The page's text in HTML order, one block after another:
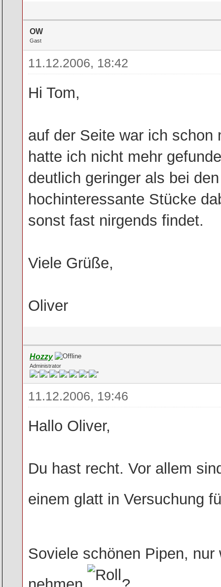
OW
Gast
11.12.2006, 18:42
Hi Tom,
auf der Seite war ich
hatte ich nicht mehr
deutlich geringer als bei
hochinteressante Stücke
sonst fast nirgends findet.
Viele Grüße,
Oliver
Hozzy
Administrator
11.12.2006, 19:46
Hallo Oliver,
Du hast recht. Vor allem
einem glatt in Versuchung
Soviele schönen Pipen,